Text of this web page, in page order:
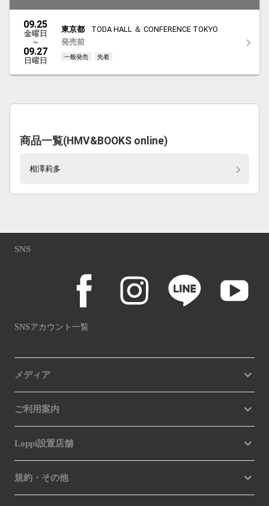
09.25
金曜日
～
09.27
日曜日
東京都
TODA HALL ＆ CONFERENCE TOKYO
発売前
一般発売 先着
商品一覧(HMV&BOOKS online)
相澤莉多
SNS
SNSアカウント一覧
メディア
ご利用案内
Loppi設置店舗
規約・その他